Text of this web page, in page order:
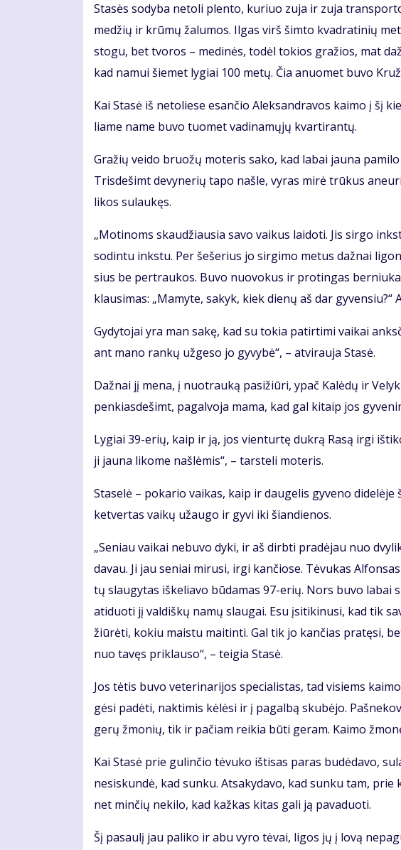
Sta­sės so­dy­ba ne­to­li plen­to, ku­riuo zu­ja ir zu­ja
me­džių ir krū­mų ža­lu­mos. Il­gas virš šim­to kvad­ra­ti­nių
sto­gu, bet tvo­ros – me­di­nės, to­dėl to­kios gra­žios, mat
kad na­mui šie­met ly­giai 100 me­tų. Čia anuo­met bu­vo
Kai Sta­sė iš ne­to­lie­se esan­čio Alek­san­dra­vos kai­mo į šį
lia­me na­me bu­vo tuo­met va­di­na­mų­jų kvar­ti­ran­tų.
Gra­žių vei­do bruo­žų mo­te­ris sa­ko, kad la­bai jau­na
Tris­de­šimt de­vy­ne­rių ta­po naš­le, vy­ras mi­rė trū­kus
li­kos su­lau­kęs.
„Mo­ti­noms skau­džiau­sia sa­vo vai­kus lai­do­ti. Jis sir­go
so­din­tu inks­tu. Per še­še­rius jo sir­gi­mo me­tus daž­nai
sius be per­trau­kos. Bu­vo nuo­vo­kus ir pro­tin­gas
klau­si­mas: „Ma­my­te, sa­kyk, kiek die­nų aš dar
Gy­dy­to­jai yra man sa­kę, kad su to­kia pa­tir­ti­mi vai­kai
ant ma­no ran­kų už­ge­so jo gy­vy­bė“, – at­vi­rau­ja Sta­sė.
Daž­nai jį me­na, į nuo­trau­ką pa­si­žiū­ri, ypač Ka­lė­dų ir
pen­kias­de­šimt, pa­gal­vo­ja ma­ma, kad gal ki­taip jos
Ly­giai 39-erių, kaip ir ją, jos vien­tur­tę duk­rą Ra­są ir­gi
ji jau­na li­ko­me naš­lė­mis“, – tars­te­li mo­te­ris.
Sta­se­lė – po­ka­rio vai­kas, kaip ir dau­ge­lis gy­ve­no
ket­ver­tas vai­kų už­au­go ir gy­vi iki šian­die­nos.
„Se­niau vai­kai ne­bu­vo dy­ki, ir aš dirb­ti pra­dė­jau nuo
da­vau. Ji jau se­niai mi­ru­si, ir­gi kan­čio­se. Tė­vu­kas
tų slau­gy­tas iš­ke­lia­vo bū­da­mas 97-erių. Nors bu­vo la­bai
ati­duo­ti jį val­diš­kų na­mų slau­gai. Esu įsi­ti­ki­nu­si, kad tik
žiū­rė­ti, ko­kiu mais­tu mai­tin­ti. Gal tik jo kan­čias pra­tę­si,
nuo ta­vęs pri­klau­so“, – tei­gia Sta­sė.
Jos tė­tis bu­vo ve­te­ri­na­ri­jos spe­cia­lis­tas, tad vi­siems
gė­si pa­dė­ti, nak­ti­mis kė­lė­si ir į pa­gal­bą sku­bė­jo.
ge­rų žmo­nių, tik ir pa­čiam rei­kia bū­ti ge­ram. Kai­mo
Kai Sta­sė prie gu­lin­čio tė­vu­ko iš­ti­sas pa­ras bu­dė­da­vo,
ne­si­skun­dė, kad sun­ku. At­sa­ky­da­vo, kad sun­ku tam,
net min­čių ne­ki­lo, kad kaž­kas ki­tas ga­li ją pa­va­duo­ti.
Šį pa­sau­lį jau pa­li­ko ir abu vy­ro tė­vai, li­gos jų į lo­vą